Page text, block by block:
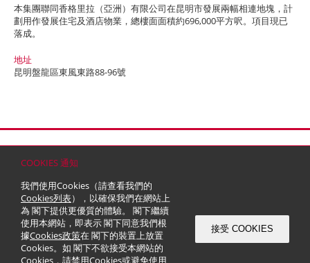
COOKIES 通知
我們使用Cookies（請查看我們的
Cookies列表），以確保我們在網站上
為 閣下提供更優質的體驗。 閣下繼續
使用本網站，即表示 閣下同意我們根
據Cookies政策在 閣下的裝置上放置
Cookies。如 閣下不欲接受本網站的
Cookies，請禁用Cookies或避免使用
接受 COOKIES
本集團聯同香格里拉（亞洲）有限公司在昆明市發展兩幅相連地塊，計
劃用作發展住宅及酒店物業，總樓面面積約696,000平方呎。項目現已
落成。
地址
昆明盤龍區東風東路88-96號
© 2026 嘉里建設有限公司 (於百慕達註冊成立之有限公司)